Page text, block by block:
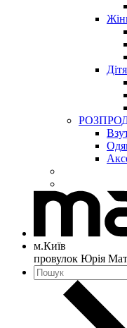
м.Київ
провулок Юрія